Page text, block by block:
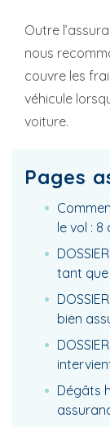
Outre
nous
couvre les
véhicule
voiture.
Pages
le vol : 8
tant
bien
Dégâts